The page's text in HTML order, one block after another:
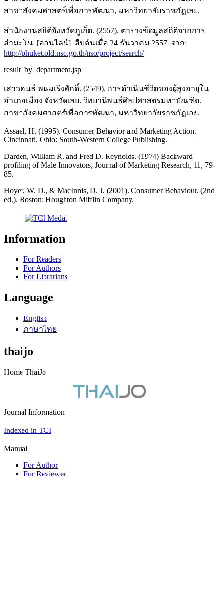
สาขาสังคมศาสตร์เพื่อการพัฒนา, มหาวิทยาลัยราชภัฎเลย.
สำนักงานสถิติจังหวัดภูเก็ต. (2557). ตารางข้อมูลสถิติจากการ
สำมะโน. [ออนไลน์]. สืบค้นเมื่อ 24 ธันวาคม 2557. จาก:
http://phuket.old.nso.go.th/nso/project/search/
result_by_department.jsp
เสาวคนธ์ พนมเริงศักดิ์. (2549). การดำเนินชีวิตของผู้สูงอายุใน
อำเภอเมือง จังหวัดเลย. วิทยานิพนธ์ศิลปศาสตรมหาบัณฑิต.
สาขาสังคมศาสตร์เพื่อการพัฒนา, มหาวิทยาลัยราชภัฎเลย.
Assael, H. (1995). Consumer Behavior and Marketing Action.
Cincinnati, Ohio: South-Western College Publishing.
Darden, William R. and Fred D. Reynolds. (1974) Backward
profiling of Male Innovators, Journal of Marketing Research, 11, 79-
85.
Hoyer, W. D., & MacInnis, D. J. (2001). Consumer Behaviour. (2nd
ed.). Boston: Houghton Mifflin Company.
Information
For Readers
For Authors
For Librarians
Language
English
ภาษาไทย
thaijo
Home ThaiJo
Journal Information
Indexed in TCI
Manual
For Author
For Reviewer